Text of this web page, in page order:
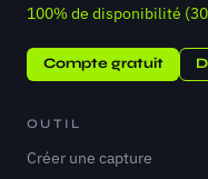
100% de disponibilité
Compte gratuit
OUTIL
Créer une capture